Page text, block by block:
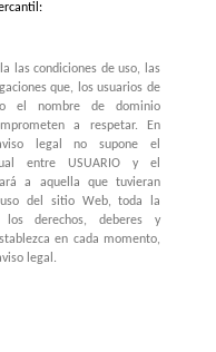
las condiciones de uso, las
que, los usuarios de
el nombre de dominio
a respetar. En
legal no supone el
entre USUARIO y el
a aquella que tuvieran
del sitio Web, toda la
derechos, deberes y
en cada momento,
legal.